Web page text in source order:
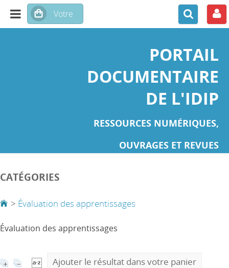
PORTAIL
DOCUMENTAIRE
DE L'IDIP
RESSOURCES NUMÉRIQUES,
OUVRAGES ET REVUES
CATÉGORIES
> Évaluation des apprentissages
Évaluation des apprentissages
Ajouter le résultat dans votre panier